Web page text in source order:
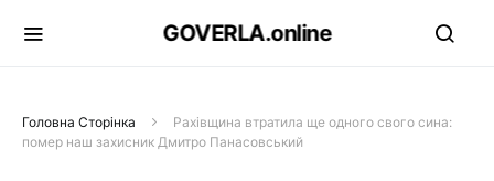
GOVERLA.online
Головна Сторінка
Рахівщина втратила ще одного свого сина:
помер наш захисник Дмитро Панасовський